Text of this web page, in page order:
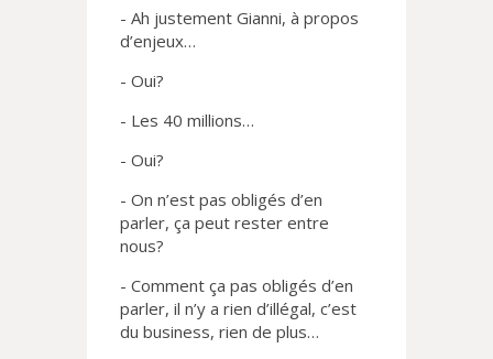
- Ah justement Gianni, à propos
d’enjeux…
- Oui?
- Les 40 millions…
- Oui?
- On n’est pas obligés d’en
parler, ça peut rester entre
nous?
- Comment ça pas obligés d’en
parler, il n’y a rien d’illégal, c’est
du business, rien de plus…